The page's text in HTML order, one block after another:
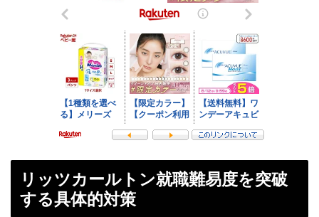
リッツカールトン就職難易度を突破
する具体的対策